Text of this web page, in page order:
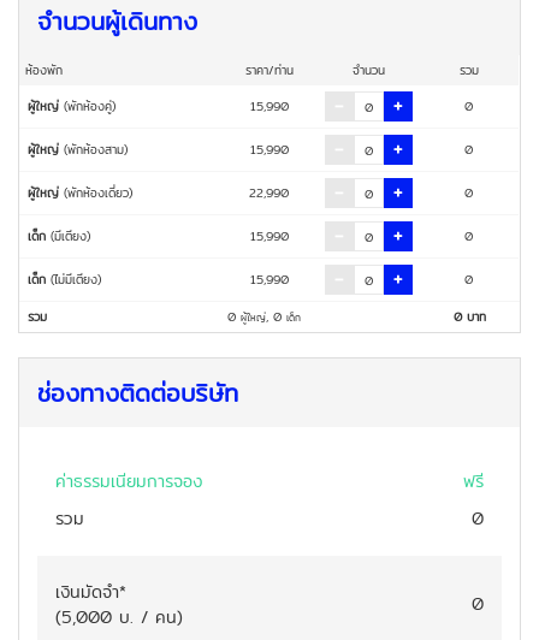
จำนวนผู้เดินทาง
ห้องพัก ราคา/ท่าน จำนวน
รวม
ผู้ใหญ่ (พักห้องคู่) 15,990 0
ผู้ใหญ่ (พักห้องสาม) 15,990 0
ผู้ใหญ่ (พักห้องเดี่ยว) 22,990 0
เด็ก (มีเตียง) 15,990 0
เด็ก (ไม่มีเตียง) 15,990
0
รวม
0 ผู้ใหญ่, 0 เด็ก 0บาท
ช่องทางติดต่อบริษัท
ค่าธรรมเนียมการจอง
ฟรี
รวม
0
เงินมัดจำ*
(5,000 บ. / คน)
0